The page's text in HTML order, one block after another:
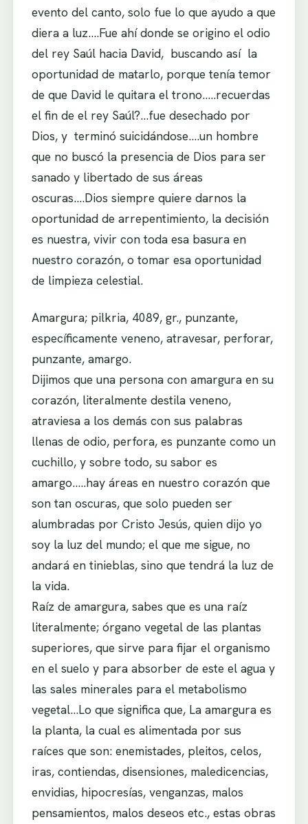
evento del canto, solo fue lo que ayudo a que
diera a luz….Fue ahí donde se origino el odio
del rey Saúl hacia David, buscando así la
oportunidad de matarlo, porque tenía temor
de que David le quitara el trono…..recuerdas
el fin de el rey Saúl?…fue desechado por
Dios, y terminó suicidándose….un hombre
que no buscó la presencia de Dios para ser
sanado y libertado de sus áreas
oscuras….Dios siempre quiere darnos la
oportunidad de arrepentimiento, la decisión
es nuestra, vivir con toda esa basura en
nuestro corazón, o tomar esa oportunidad
de limpieza celestial.
Amargura; pilkria, 4089, gr., punzante,
específicamente veneno, atravesar, perforar,
punzante, amargo.
Dijimos que una persona con amargura en su
corazón, literalmente destila veneno,
atraviesa a los demás con sus palabras
llenas de odio, perfora, es punzante como un
cuchillo, y sobre todo, su sabor es
amargo…..hay áreas en nuestro corazón que
son tan oscuras, que solo pueden ser
alumbradas por Cristo Jesús, quien dijo yo
soy la luz del mundo; el que me sigue, no
andará en tinieblas, sino que tendrá la luz de
la vida.
Raíz de amargura, sabes que es una raíz
literalmente; órgano vegetal de las plantas
superiores, que sirve para fijar el organismo
en el suelo y para absorber de este el agua y
las sales minerales para el metabolismo
vegetal…Lo que significa que, La amargura es
la planta, la cual es alimentada por sus
raíces que son: enemistades, pleitos, celos,
iras, contiendas, disensiones, maledicencias,
envidias, hipocresías, venganzas, malos
pensamientos, malos deseos etc., estas obras